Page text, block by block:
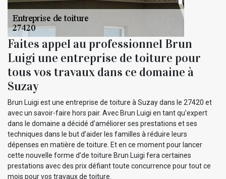
Faites appel au professionnel Brun
Luigi une entreprise de toiture pour
tous vos travaux dans ce domaine à
Suzay
Brun Luigi est une entreprise de toiture à Suzay dans le 27420 et
avec un savoir-faire hors pair. Avec Brun Luigi en tant qu’expert
dans le domaine a décidé d’améliorer ses prestations et ses
techniques dans le but d’aider les familles à réduire leurs
dépenses en matière de toiture. Et en ce moment pour lancer
cette nouvelle forme d’de toiture Brun Luigi fera certaines
prestations avec des prix défiant toute concurrence pour tout ce
mois pour vos travaux de toiture.